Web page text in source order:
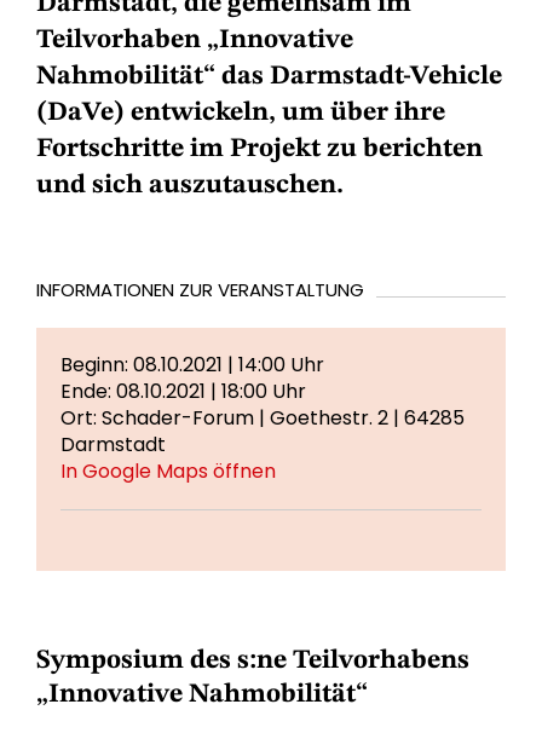
Teilvorhaben „Innovative
Nahmobilität“ das Darmstadt-Vehicle
(DaVe) entwickeln, um über ihre
Fortschritte im Projekt zu berichten
und sich auszutauschen.
INFORMATIONEN ZUR VERANSTALTUNG
Beginn: 08.10.2021 | 14:00 Uhr
Ende: 08.10.2021 | 18:00 Uhr
Ort: Schader-Forum | Goethestr. 2 | 64285
Darmstadt
In Google Maps öffnen
Symposium des s:ne Teilvorhabens
„Innovative Nahmobilität“